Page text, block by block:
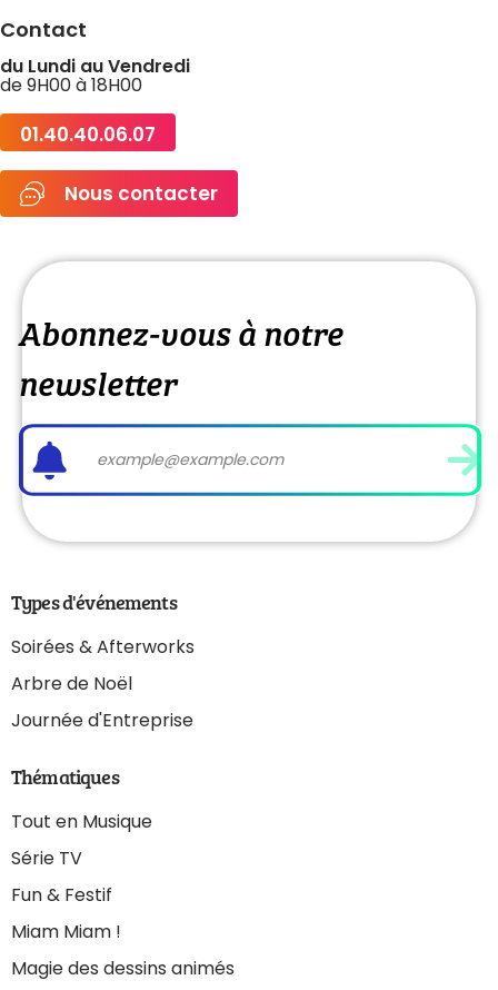
Abonnez-vous à notre
newsletter
Types d'événements
Soirées & Afterworks
Arbre de Noël
Journée d'Entreprise
Thématiques
Tout en Musique
Série TV
Fun & Festif
Miam Miam !
Magie des dessins animés
Contact
du Lundi au Vendredi
de 9H00 à 18H00
01.40.40.06.07
Nous contacter